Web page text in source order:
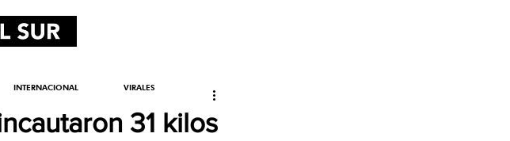
31 kilos
INTERNACIONAL VIRALES